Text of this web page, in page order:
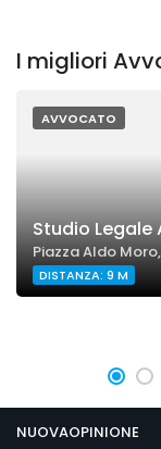
I migliori
AVVOCATO
Studio Legale
Piazza Aldo
DISTANZA: 9 M
NUOVAOPINIONE